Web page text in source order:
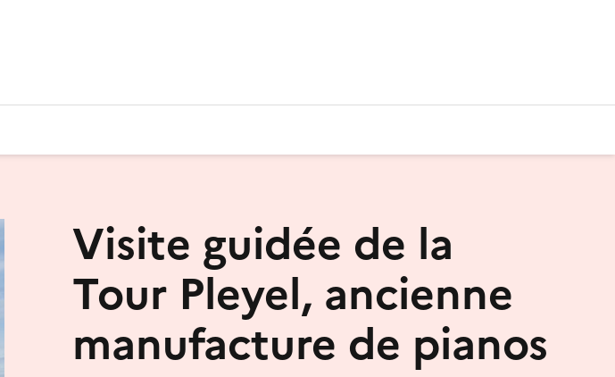
Visite guidée de la
Tour Pleyel, ancienne
manufacture de pianos